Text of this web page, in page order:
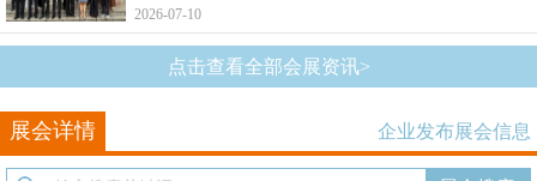
2026-07-10
点击查看全部会展资讯>
展会详情 企业发布展会信息